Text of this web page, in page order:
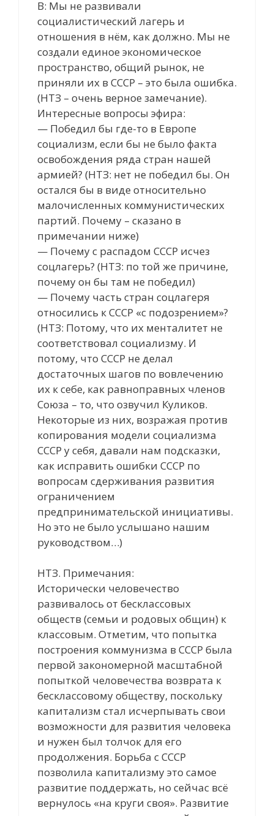
В: Мы не развивали
социалистический лагерь и
отношения в нём, как должно. Мы не
создали единое экономическое
пространство, общий рынок, не
приняли их в СССР – это была ошибка.
(НТЗ – очень верное замечание).
Интересные вопросы эфира:
— Победил бы где-то в Европе
социализм, если бы не было факта
освобождения ряда стран нашей
армией? (НТЗ: нет не победил бы. Он
остался бы в виде относительно
малочисленных коммунистических
партий. Почему – сказано в
примечании ниже)
— Почему с распадом СССР исчез
соцлагерь? (НТЗ: по той же причине,
почему он бы там не победил)
— Почему часть стран соцлагеря
относились к СССР «с подозрением»?
(НТЗ: Потому, что их менталитет не
соответствовал социализму. И
потому, что СССР не делал
достаточных шагов по вовлечению
их к себе, как равноправных членов
Союза – то, что озвучил Куликов.
Некоторые из них, возражая против
копирования модели социализма
СССР у себя, давали нам подсказки,
как исправить ошибки СССР по
вопросам сдерживания развития
ограничением
предпринимательской инициативы.
Но это не было услышано нашим
руководством…)
НТЗ. Примечания:
Исторически человечество
развивалось от бесклассовых
обществ (семьи и родовых общин) к
классовым. Отметим, что попытка
построения коммунизма в СССР была
первой закономерной масштабной
попыткой человечества возврата к
бесклассовому обществу, поскольку
капитализм стал исчерпывать свои
возможности для развития человека
и нужен был толчок для его
продолжения. Борьба с СССР
позволила капитализму это самое
развитие поддержать, но сейчас всё
вернулось «на круги своя». Развитие